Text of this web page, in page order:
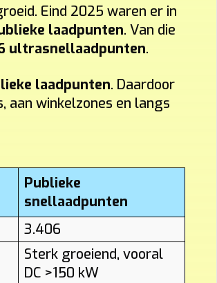
Eind 2025 waren er in
laadpunten. Van die
ultrasnellaadpunten.
laadpunten. Daardoor
aan winkelzones en langs
Publieke
snellaadpunten
3.406
Sterk groeiend, vooral
DC >150 kW